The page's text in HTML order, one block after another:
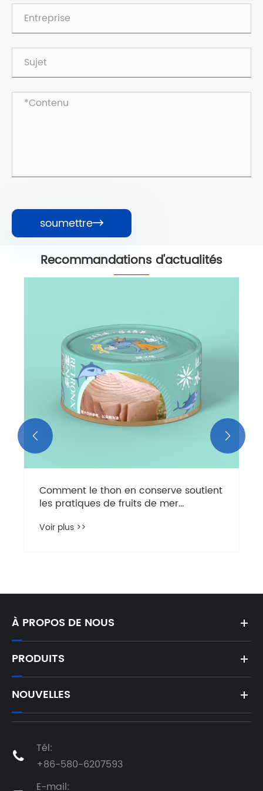
soumettre
Recommandations d'actualités
Comment le thon en conserve soutient
les pratiques de fruits de mer
Voir plus >>
 
À PROPOS DE NOUS
PRODUITS
NOUVELLES

Tél:
+86-580-6207593
E-mail: